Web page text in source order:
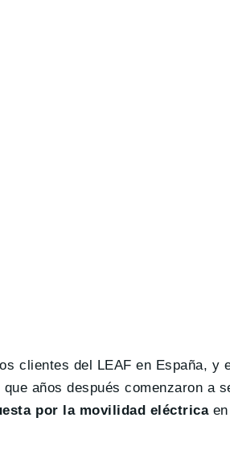
clientes del LEAF en España, y
años después comenzaron a
por la movilidad eléctricaen